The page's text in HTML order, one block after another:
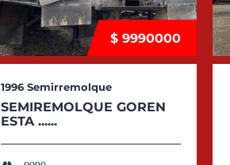
$ 9990000
1996 Semirremolque
SEMIREMOLQUE GOREN
ESTA ......